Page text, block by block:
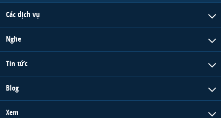
Các dịch vụ
Nghe
Tin tức
Blog
Xem